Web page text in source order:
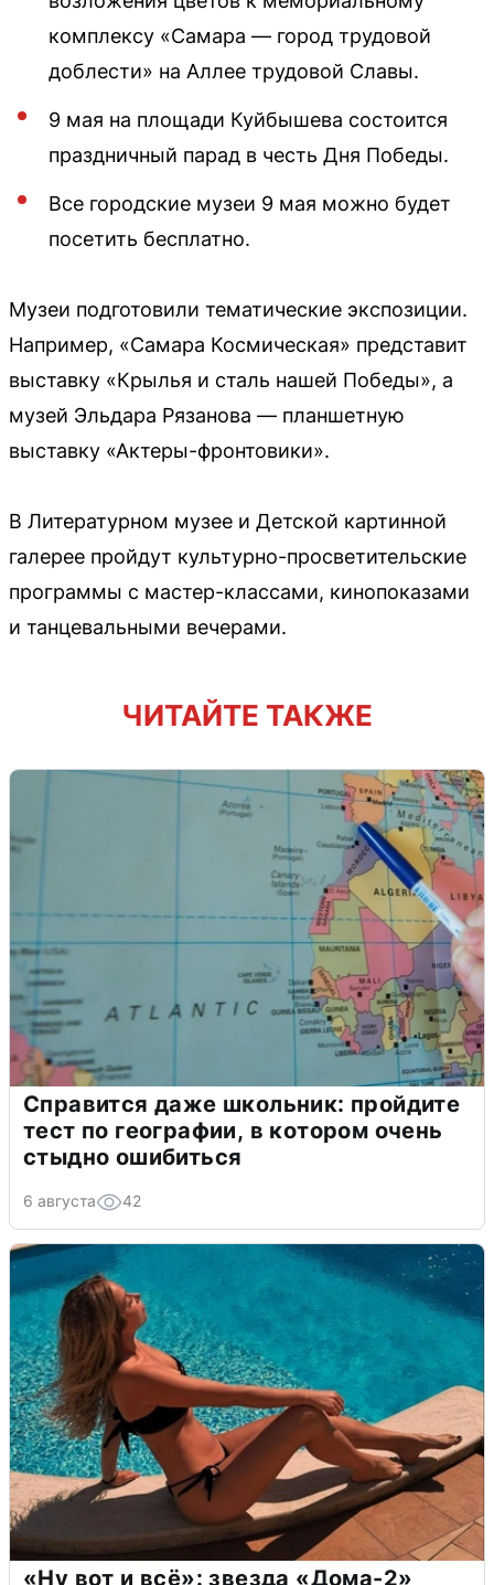
комплексу «Самара — город трудовой
доблести» на Аллее трудовой Славы.
9 мая на площади Куйбышева состоится
праздничный парад в честь Дня Победы.
Все городские музеи 9 мая можно будет
посетить бесплатно.
Музеи подготовили тематические экспозиции.
Например, «Самара Космическая» представит
выставку «Крылья и сталь нашей Победы», а
музей Эльдара Рязанова — планшетную
выставку «Актеры-фронтовики».
В Литературном музее и Детской картинной
галерее пройдут культурно-просветительские
программы с мастер-классами, кинопоказами
и танцевальными вечерами.
ЧИТАЙТЕ ТАКЖЕ
Справится даже школьник: пройдите
тест по географии, в котором очень
стыдно ошибиться
6 августа 42
«Ну вот и всё»: звезда «Дома-2»